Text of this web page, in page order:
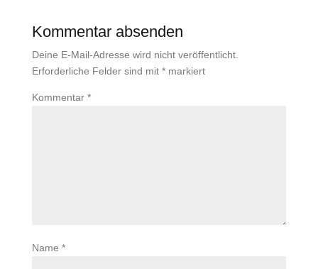
Kommentar absenden
Deine E-Mail-Adresse wird nicht veröffentlicht.
Erforderliche Felder sind mit *markiert
Kommentar *
Name *